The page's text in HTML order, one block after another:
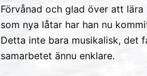
Förvånad och glad över att
som nya låtar har han nu
Detta inte bara musikalisk, det
samarbetet ännu enklare.